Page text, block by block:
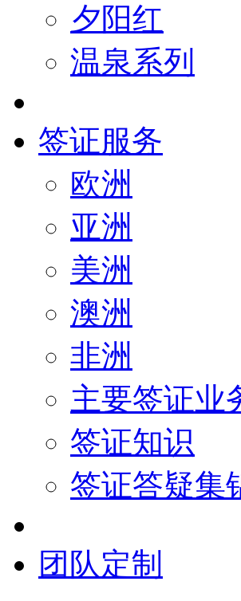
夕阳红
温泉系列
签证服务
欧洲
亚洲
美洲
澳洲
非洲
主要签证业
签证知识
签证答疑集
团队定制